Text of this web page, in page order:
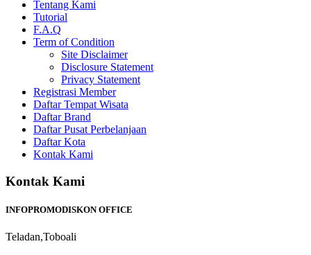
Tentang Kami
Tutorial
F.A.Q
Term of Condition
Site Disclaimer
Disclosure Statement
Privacy Statement
Registrasi Member
Daftar Tempat Wisata
Daftar Brand
Daftar Pusat Perbelanjaan
Daftar Kota
Kontak Kami
Kontak Kami
INFOPROMODISKON OFFICE
Teladan,Toboali